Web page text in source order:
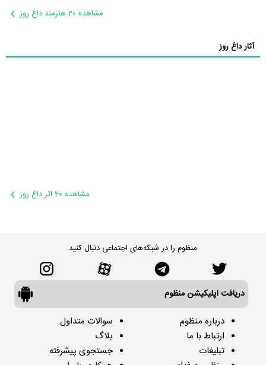
مشاهده 20 هنرمند داغ روز
آثار داغ روز
مشاهده 20 اثر داغ روز
منظوم را در شبکه‌های اجتماعی دنبال کنید
دریافت اپلیکیشن منظوم
درباره منظوم
ارتباط با ما
تبلیغات
سوالات متداول
بلاگ
جستجوی پیشرفته